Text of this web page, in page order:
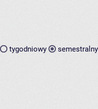
tygodniowy semestralny